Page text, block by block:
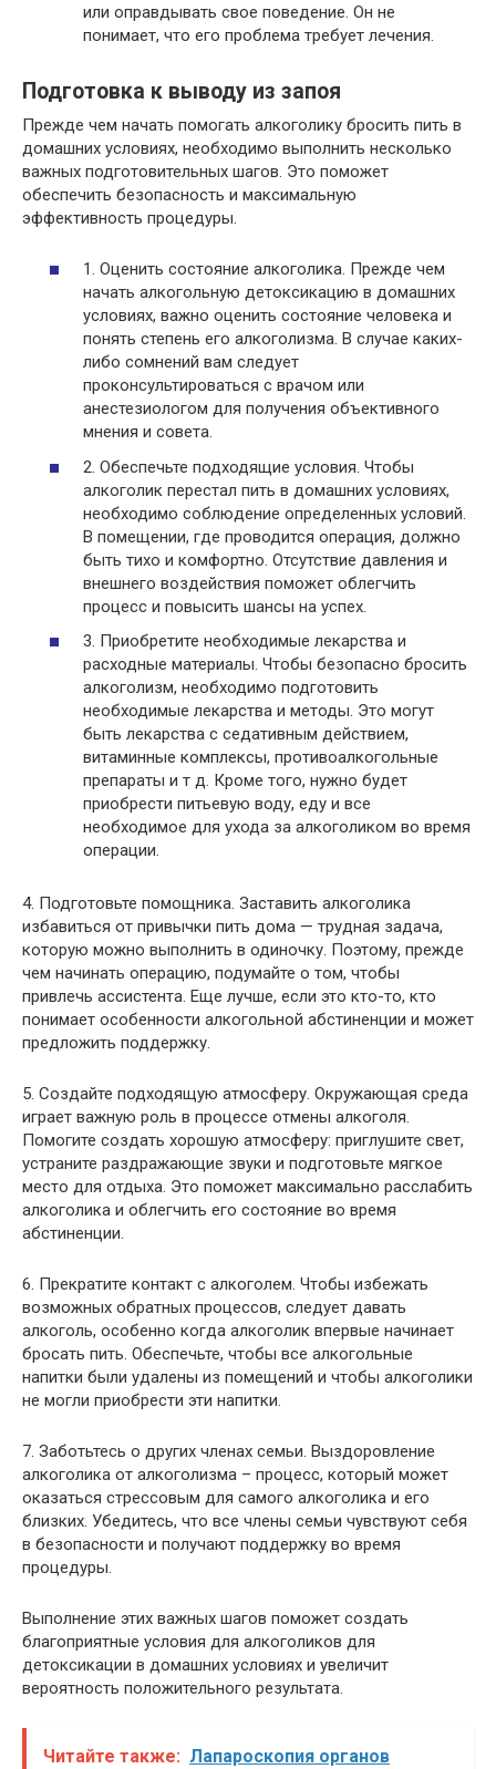
или оправдывать свое поведение. Он не
понимает, что его проблема требует лечения.
Подготовка к выводу из запоя
Прежде чем начать помогать алкоголику бросить пить в
домашних условиях, необходимо выполнить несколько
важных подготовительных шагов. Это поможет
обеспечить безопасность и максимальную
эффективность процедуры.
1. Оценить состояние алкоголика. Прежде чем
начать алкогольную детоксикацию в домашних
условиях, важно оценить состояние человека и
понять степень его алкоголизма. В случае каких-
либо сомнений вам следует
проконсультироваться с врачом или
анестезиологом для получения объективного
мнения и совета.
2. Обеспечьте подходящие условия. Чтобы
алкоголик перестал пить в домашних условиях,
необходимо соблюдение определенных условий.
В помещении, где проводится операция, должно
быть тихо и комфортно. Отсутствие давления и
внешнего воздействия поможет облегчить
процесс и повысить шансы на успех.
3. Приобретите необходимые лекарства и
расходные материалы. Чтобы безопасно бросить
алкоголизм, необходимо подготовить
необходимые лекарства и методы. Это могут
быть лекарства с седативным действием,
витаминные комплексы, противоалкогольные
препараты и т д. Кроме того, нужно будет
приобрести питьевую воду, еду и все
необходимое для ухода за алкоголиком во время
операции.
4. Подготовьте помощника. Заставить алкоголика
избавиться от привычки пить дома — трудная задача,
которую можно выполнить в одиночку. Поэтому, прежде
чем начинать операцию, подумайте о том, чтобы
привлечь ассистента. Еще лучше, если это кто-то, кто
понимает особенности алкогольной абстиненции и может
предложить поддержку.
5. Создайте подходящую атмосферу. Окружающая среда
играет важную роль в процессе отмены алкоголя.
Помогите создать хорошую атмосферу: приглушите свет,
устраните раздражающие звуки и подготовьте мягкое
место для отдыха. Это поможет максимально расслабить
алкоголика и облегчить его состояние во время
абстиненции.
6. Прекратите контакт с алкоголем. Чтобы избежать
возможных обратных процессов, следует давать
алкоголь, особенно когда алкоголик впервые начинает
бросать пить. Обеспечьте, чтобы все алкогольные
напитки были удалены из помещений и чтобы алкоголики
не могли приобрести эти напитки.
7. Заботьтесь о других членах семьи. Выздоровление
алкоголика от алкоголизма – процесс, который может
оказаться стрессовым для самого алкоголика и его
близких. Убедитесь, что все члены семьи чувствуют себя
в безопасности и получают поддержку во время
процедуры.
Выполнение этих важных шагов поможет создать
благоприятные условия для алкоголиков для
детоксикации в домашних условиях и увеличит
вероятность положительного результата.
Читайте также: Лапароскопия органов